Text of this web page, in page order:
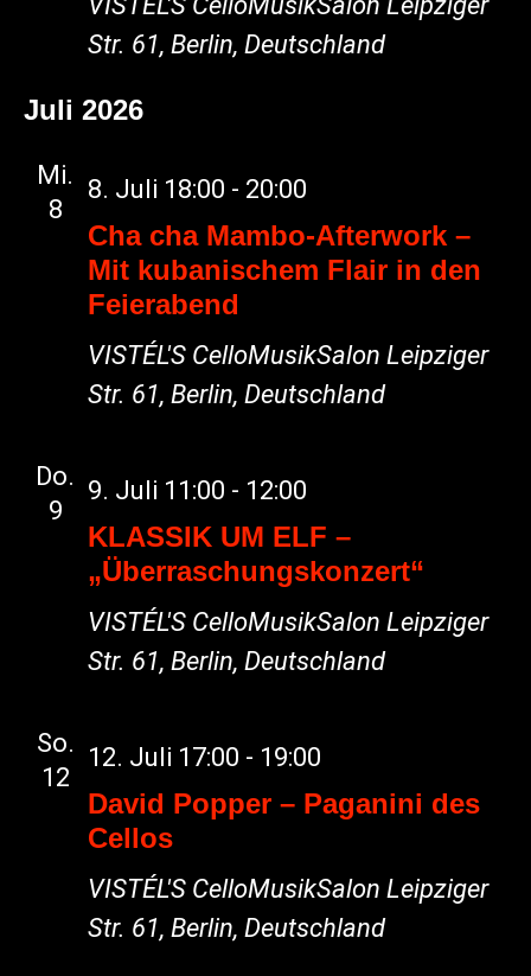
Str. 61, Berlin, Deutschland
Juli 2026
Mi.
8
Cha cha Mambo-Afterwork –
Mit kubanischem Flair in den
Feierabend
8. Juli 18:00 - 20:00
VISTÉL'S CelloMusikSalon Leipziger
Str. 61, Berlin, Deutschland
Do.
9
KLASSIK UM ELF –
„Überraschungskonzert“
9. Juli 11:00 - 12:00
VISTÉL'S CelloMusikSalon Leipziger
Str. 61, Berlin, Deutschland
So.
12
David Popper – Paganini des
Cellos
12. Juli 17:00 - 19:00
VISTÉL'S CelloMusikSalon Leipziger
Str. 61, Berlin, Deutschland